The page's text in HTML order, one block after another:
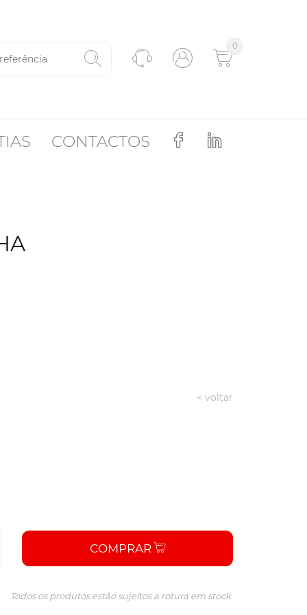
0
CONTACTOS
< voltar
COMPRAR
Todos os produtos estão sujeitos a rotura em stock.